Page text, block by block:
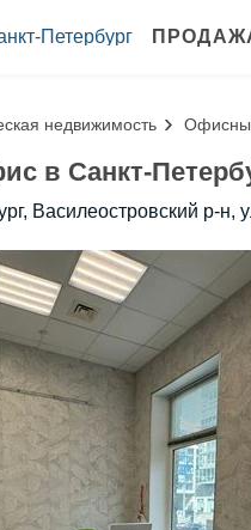
Петербург
недвижимость
в Санкт-
Василеостровский р-н,